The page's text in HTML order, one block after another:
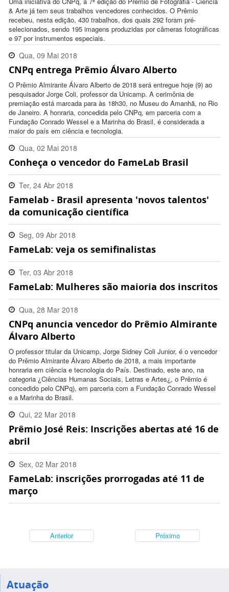
& Arte já tem seus trabalhos vencedores conhecidos. O Prêmio
recebeu, nesta edição, 430 trabalhos, dos quais 292 foram pré-
selecionados, sendo 195 imagens produzidas por câmeras fotográficas
e 97 por instrumentos especiais.
Qua, 09 Mai 2018
11:19:00 -0300
CNPq entrega Prêmio Álvaro Alberto
O Prêmio Almirante Álvaro Alberto de 2018 será entregue hoje (9) ao
pesquisador Jorge Coli, professor da Unicamp. A cerimônia de
premiação está marcada para às 18h30, no Museu do Amanhã, no Rio
de Janeiro. A honraria, concedida pelo CNPq, em parceria com a
Fundação Conrado Wessel e a Marinha do Brasil, é considerada a
maior do país em ciência e tecnologia.
Qua, 02 Mai 2018
09:10:00 -0300
Conheça o vencedor do FameLab Brasil
Ter, 24 Abr 2018
08:42:00 -0300
Famelab - Brasil apresenta 'novos talentos'
da comunicação científica
Seg, 09 Abr 2018
17:41:00 -0300
FameLab: veja os semifinalistas
Ter, 03 Abr 2018
16:10:00 -0300
FameLab: Mulheres são maioria dos inscritos
Qua, 28 Mar 2018
17:09:00 -0300
CNPq anuncia vencedor do Prêmio Almirante
Álvaro Alberto
O professor titular da Unicamp, Jorge Sidney Coli Junior, é o vencedor
do Prêmio Almirante Álvaro Alberto de 2018, a mais importante
honraria em ciência e tecnologia do País. Destinado, este ano, na
categoria ¿Ciências Humanas Sociais, Letras e Artes¿, o Prêmio é
concedido pelo CNPq), em parceria com a Fundação Conrado Wessel
e a Marinha do Brasil.
Qui, 22 Mar 2018
18:37:00 -0300
Prêmio José Reis: Inscrições abertas até 16 de
abril
Sex, 02 Mar 2018
16:43:00 -0300
FameLab: inscrições prorrogadas até 11 de
março
Anterior Próximo
Atuação